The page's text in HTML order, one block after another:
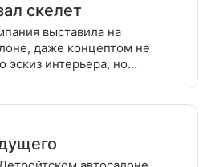
скелет
выставила на
даже концептом не
эскиз интерьера, но